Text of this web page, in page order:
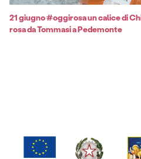
21 giugno #oggirosa un calice di
rosa da Tommasi a Pedemonte